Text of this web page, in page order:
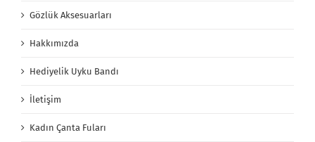
Gözlük Aksesuarları
Hakkımızda
Hediyelik Uyku Bandı
İletişim
Kadın Çanta Fuları